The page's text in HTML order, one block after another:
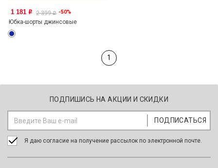
1 181 o 2 399o -50%
Юбка-шорты джинсовые
1
ПОДПИШИСЬ НА АКЦИИ И СКИДКИ
Я даю согласие на получение рассылок по электронной почте.